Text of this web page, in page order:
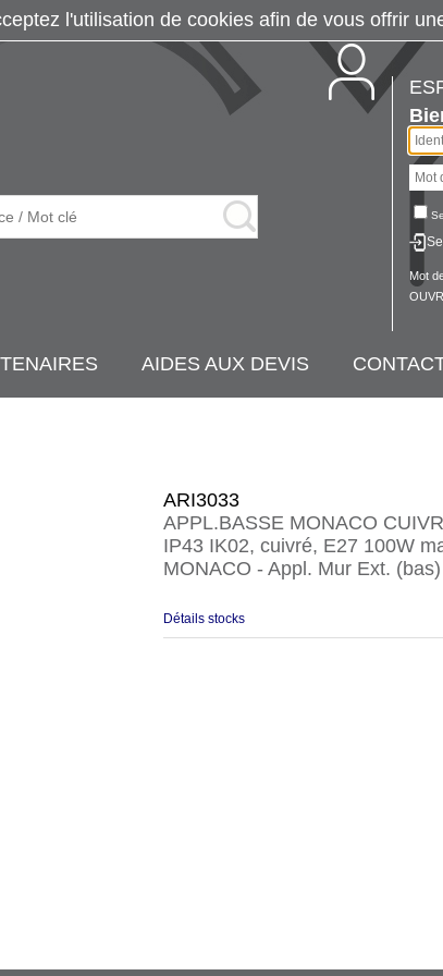
Mot
AIDES AUX DEVIS
ARI3033
APPL.BASSE MONACO
IP43 IK02, cuivré, E27 100W
MONACO - Appl. Mur Ext. (bas)
Détails stocks
l'utilisation de cookies afin de vous offrir